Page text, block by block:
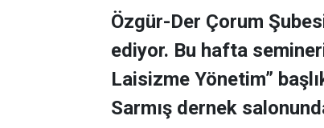
Özgür-Der Çorum
ediyor. Bu hafta
Laisizme Yönetim”
Sarmış dernek